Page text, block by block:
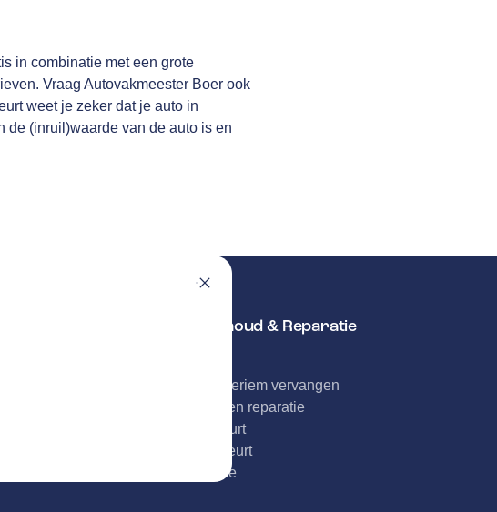
in combinatie met een grote
Vraag Autovakmeester Boer ook
weet je zeker dat je auto in
de (inruil)waarde van de auto is en
Onderhoud & Reparatie
Distributieriem vervangen
Schade en reparatie
Grote beurt
Kleine beurt
Diagnose